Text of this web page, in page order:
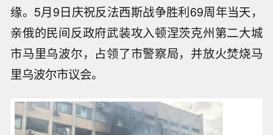
4年2月，时任乌克兰总统亚努科维奇在“颜色革
命”中下台，乌克兰作为地缘政治要塞，成为俄罗
斯与欧美大国博弈的角斗场。
乌克兰东部的顿巴斯地区（包括顿涅茨克州和卢
甘斯克州）有着大量的俄族人口，一直以来在“亲
俄”还是“亲欧”这一问题上摇摆不定。2014年3